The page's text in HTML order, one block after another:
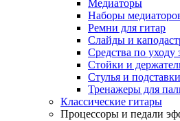
Медиаторы
Наборы
Ремни для гитар
Слайды и
Средства по уходу
Стойки и
Стулья и
Тренажеры для
Классические гитары
Процессоры и педали